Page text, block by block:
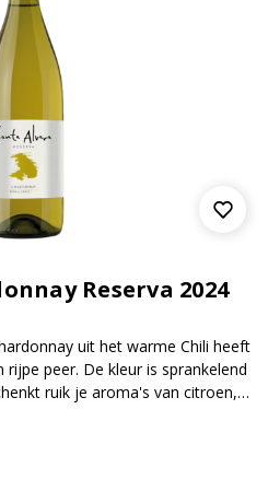
Reserva 2024
uit het warme Chili heeft
peer. De kleur is sprankelend
ruik je aroma's van citroen,…